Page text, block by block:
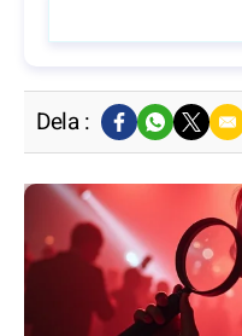
Dela :